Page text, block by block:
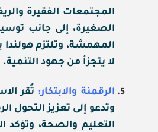
المجتمعات الفقيرة
الصغيرة، إلى جانب
المهمشة، وتلتزم
لا يتجزأ من جهود التنمية.
الرقمنة والابتكار: تُقر
وتدعو إلى تعزيز التحول
التعليم والصحة، وتؤكد